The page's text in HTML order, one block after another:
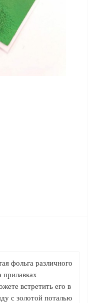
фольга различного
встретить его в
с золотой поталью